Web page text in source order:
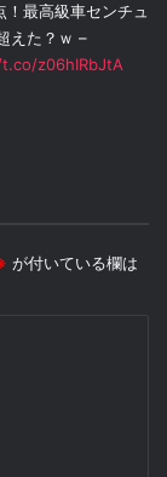
！最高級車センチュ
えた？ｗ –
z06hIRbJtA
が付いている欄は